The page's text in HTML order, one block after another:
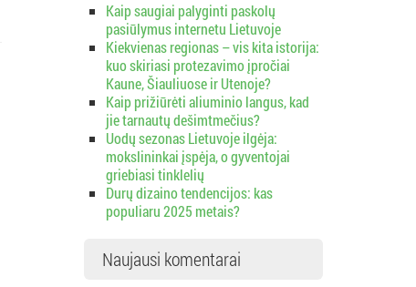
Kaip saugiai palyginti paskolų
pasiūlymus internetu Lietuvoje
Kiekvienas regionas – vis kita istorija:
kuo skiriasi protezavimo įpročiai
Kaune, Šiauliuose ir Utenoje?
Kaip prižiūrėti aliuminio langus, kad
jie tarnautų dešimtmečius?
Uodų sezonas Lietuvoje ilgėja:
mokslininkai įspėja, o gyventojai
griebiasi tinklelių
Durų dizaino tendencijos: kas
populiaru 2025 metais?
Naujausi komentarai